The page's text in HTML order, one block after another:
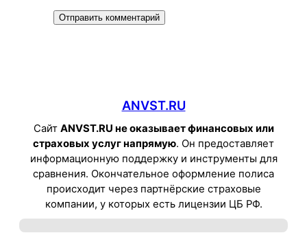
ANVST.RU
Сайт ANVST.RU не оказывает финансовых или
страховых услуг напрямую. Он предоставляет
информационную поддержку и инструменты для
сравнения. Окончательное оформление полиса
происходит через партнёрские страховые
компании, у которых есть лицензии ЦБ РФ.